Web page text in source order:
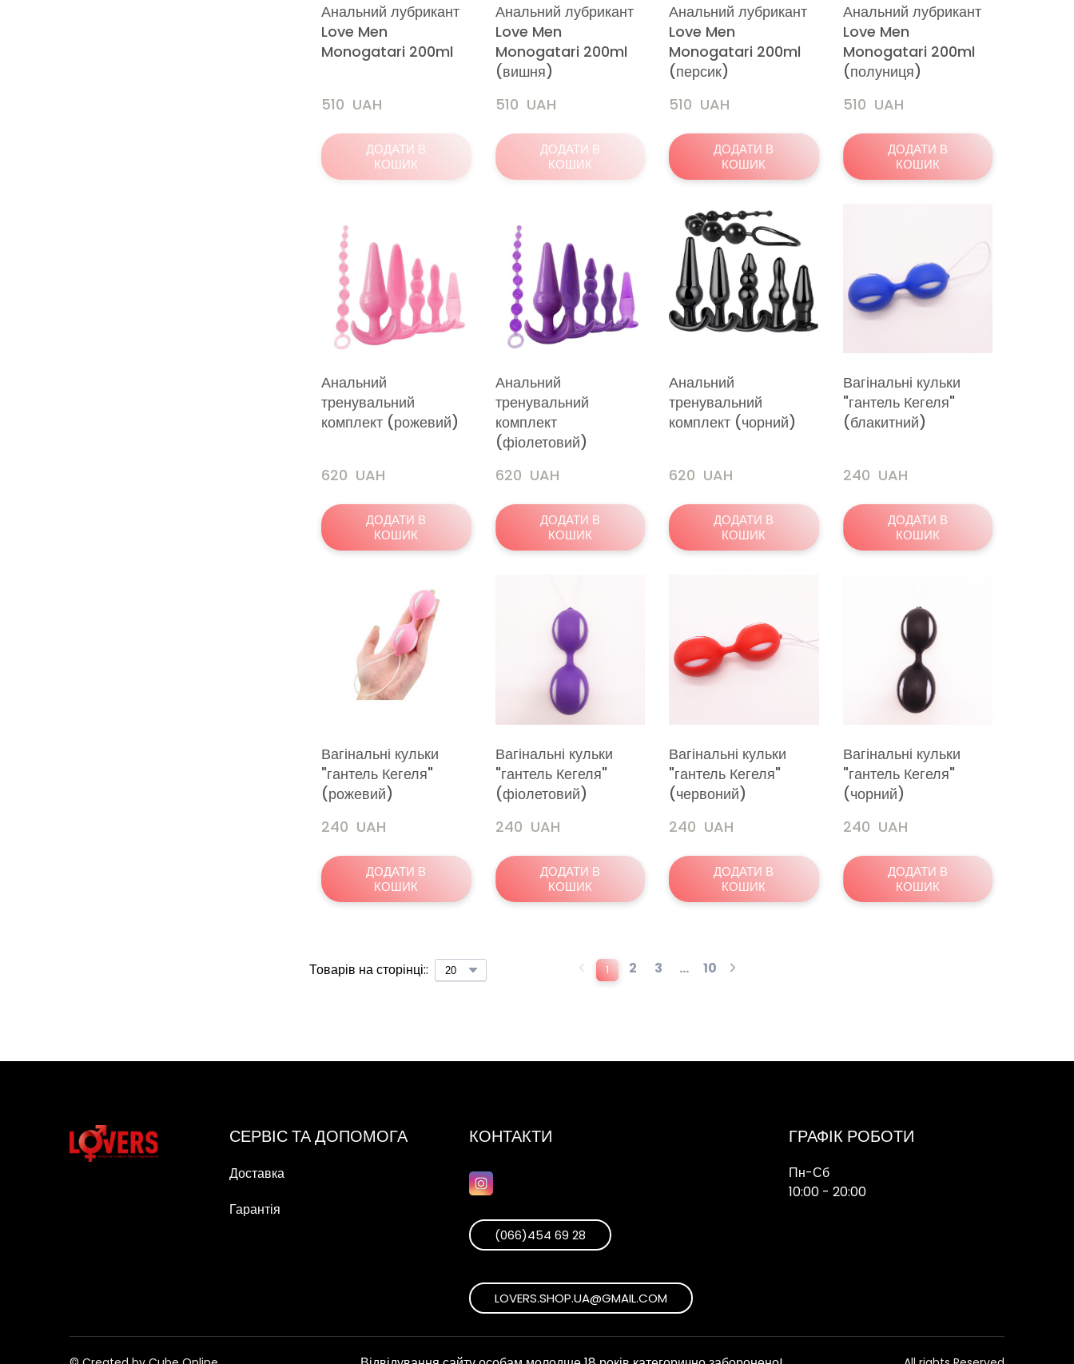
Анальний лубрикант
Love Men
Monogatari 200ml
510  UAH
ДОДАТИ В
КОШИК
Анальний лубрикант
Love Men
Monogatari 200ml
(вишня)
510  UAH
ДОДАТИ В
КОШИК
Анальний лубрикант
Love Men
Monogatari 200ml
(персик)
510  UAH
ДОДАТИ В
КОШИК
Анальний лубрикант
Love Men
Monogatari 200ml
(полуниця)
510  UAH
ДОДАТИ В
КОШИК
Анальний
тренувальний
комплект (рожевий)
620  UAH
ДОДАТИ В
КОШИК
Анальний
тренувальний
комплект
(фіолетовий)
620  UAH
ДОДАТИ В
КОШИК
Анальний
тренувальний
комплект (чорний)
620  UAH
ДОДАТИ В
КОШИК
Вагінальні кульки
"гантель Кегеля"
(блакитний)
240  UAH
ДОДАТИ В
КОШИК
Вагінальні кульки
"гантель Кегеля"
(рожевий)
240  UAH
ДОДАТИ В
КОШИК
Вагінальні кульки
"гантель Кегеля"
(фіолетовий)
240  UAH
ДОДАТИ В
КОШИК
Вагінальні кульки
"гантель Кегеля"
(червоний)
240  UAH
ДОДАТИ В
КОШИК
Вагінальні кульки
"гантель Кегеля"
(чорний)
240  UAH
ДОДАТИ В
КОШИК
Товарів на сторінці:: 1 2 3 ... 10
СЕРВІС ТА ДОПОМОГА
Доставка
Гарантія
КОНТАКТИ
(066)454 69 28
LOVERS.SHOP.UA@GMAIL.COM
ГРАФІК РОБОТИ
Пн-Сб
10:00 - 20:00